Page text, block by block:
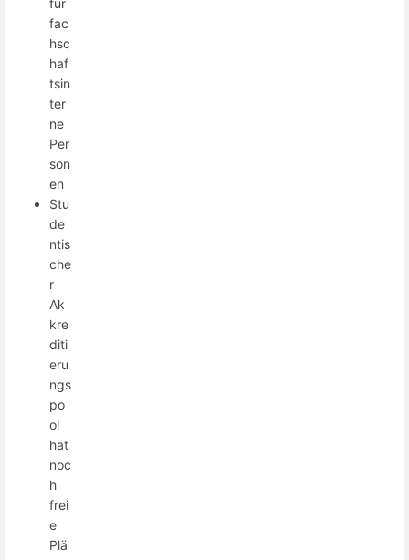
für
fac
hsc
haf
tsin
ter
ne
Per
son
en
Stu
de
ntis
che
r
Ak
kre
diti
eru
ngs
po
ol
hat
noc
h
frei
e
Plä